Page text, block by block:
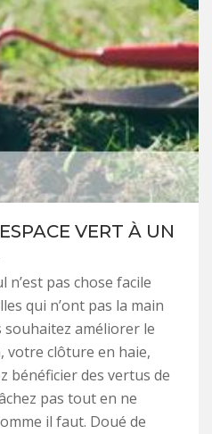
VERT À UN
pas chose facile
qui n’ont pas la main
améliorer le
votre clôture en haie,
bénéficier des vertus de
pas tout en ne
il faut. Doué de